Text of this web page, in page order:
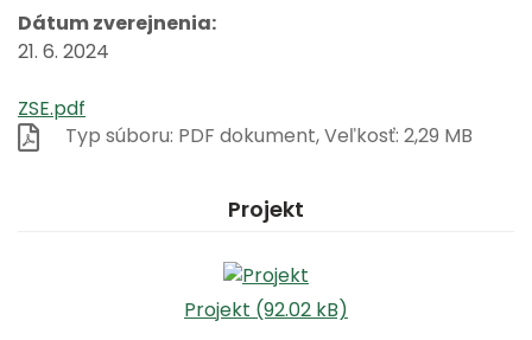
Dátum zverejnenia:
21. 6. 2024
ZSE.pdf
Typ súboru: PDF dokument, Veľkosť: 2,29 MB
Projekt
Projekt (92.02 kB)